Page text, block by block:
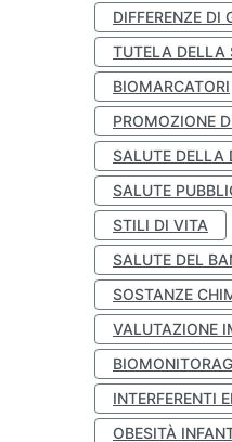
DIFFERENZE DI
TUTELA DELLA
BIOMARCATORI
PROMOZIONE
SALUTE DELLA
SALUTE
STILI DI VITA
SALUTE DEL
SOSTANZE
VALUTAZIONE
INTERFERENTI
OBESITÀ